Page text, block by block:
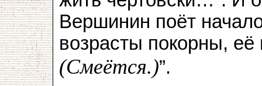
Вершинин поёт
возрасты покорны,
(Смеётся.)”.